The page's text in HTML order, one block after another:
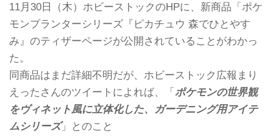
11月30日（木）ホビーストックのHPに、新商品「ポケ
モンプランターシリーズ『ピカチュウ 森でひとやす
み』のティザーページが公開されていることがわかっ
た。
同商品はまだ詳細不明だが、ホビーストック広報まり
えったさんのツイートによれば、「 ポケモンの世界観
をヴィネット風に立体化した、ガーデニング用アイテ
ムシリーズ」とのこと